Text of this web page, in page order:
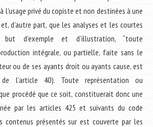
l’usage privé du copiste et non destinées à une
d’autre part, que les analyses et les courtes
d’exemple et d’illustration, “toute
intégrale, ou partielle, faite sans le
ou de ses ayants droit ou ayants cause, est
l’article 40). Toute représentation ou
procédé que ce soit, constituerait donc une
par les articles 425 et suivants du code
contenus présentés sur est couverte par les